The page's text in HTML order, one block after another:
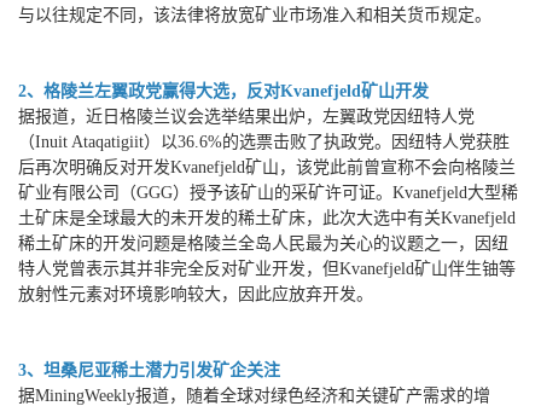
与以往规定不同，该法律将放宽矿业市场准入和相关货币规定。
2、格陵兰左翼政党赢得大选，反对Kvanefjeld矿山开发
据报道，近日格陵兰议会选举结果出炉，左翼政党因纽特人党
（Inuit Ataqatigiit）以36.6%的选票击败了执政党。因纽特人党获胜
后再次明确反对开发Kvanefjeld矿山，该党此前曾宣称不会向格陵兰
矿业有限公司（GGG）授予该矿山的采矿许可证。Kvanefjeld大型稀
土矿床是全球最大的未开发的稀土矿床，此次大选中有关Kvanefjeld
稀土矿床的开发问题是格陵兰全岛人民最为关心的议题之一，因纽
特人党曾表示其并非完全反对矿业开发，但Kvanefjeld矿山伴生铀等
放射性元素对环境影响较大，因此应放弃开发。
3、坦桑尼亚稀土潜力引发矿企关注
据MiningWeekly报道，随着全球对绿色经济和关键矿产需求的增